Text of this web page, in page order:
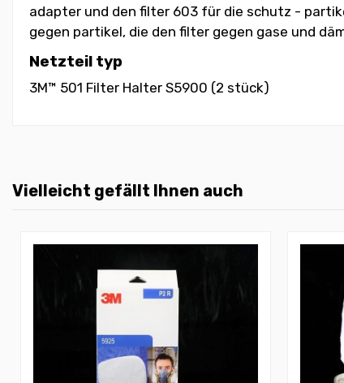
adapter und den filter 603 für die schutz -
gegen partikel, die den filter gegen gase und
Netzteil typ
3M™ 501 Filter Halter S5900 (2 stück)
Vielleicht gefällt Ihnen auch